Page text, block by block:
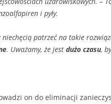
i pyły.
niechęcią patrzeć na takie
. Uważamy, że jest dużo czasu,
on do eliminacji